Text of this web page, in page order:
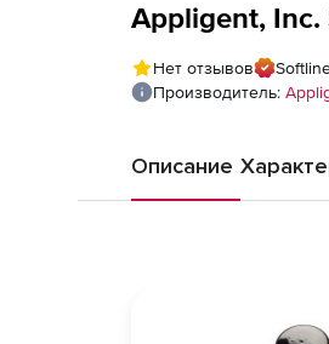
Appligent, Inc.
Нет отзывов
Производитель:
Описание